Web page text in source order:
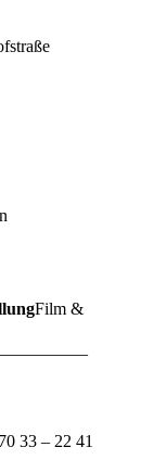
Film &
33 – 22 41